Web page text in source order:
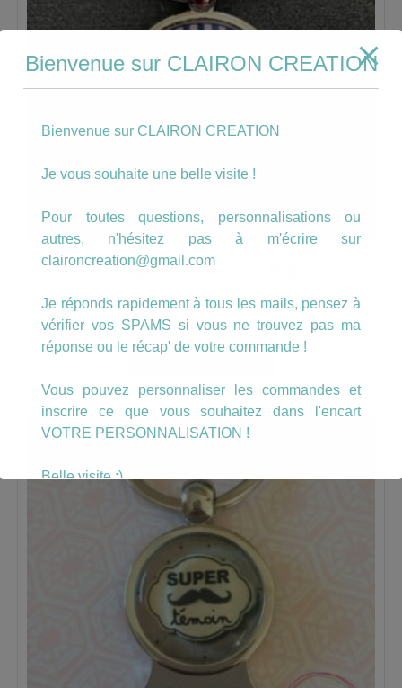
Décapsuleur Pour un Papa
9.00€
AJOUTER AU PANIER
Bienvenue sur CLAIRON CREATION
Bienvenue sur CLAIRON CREATION
Je vous souhaite une belle visite !
Pour toutes questions, personnalisations ou
autres, n'hésitez pas à m'écrire sur
claironcreation@gmail.com
Je réponds rapidement à tous les mails, pensez à
vérifier vos SPAMS si vous ne trouvez pas ma
réponse ou le récap' de votre commande !
Vous pouvez personnaliser les commandes et
inscrire ce que vous souhaitez dans l'encart
VOTRE PERSONNALISATION !
Belle visite :)